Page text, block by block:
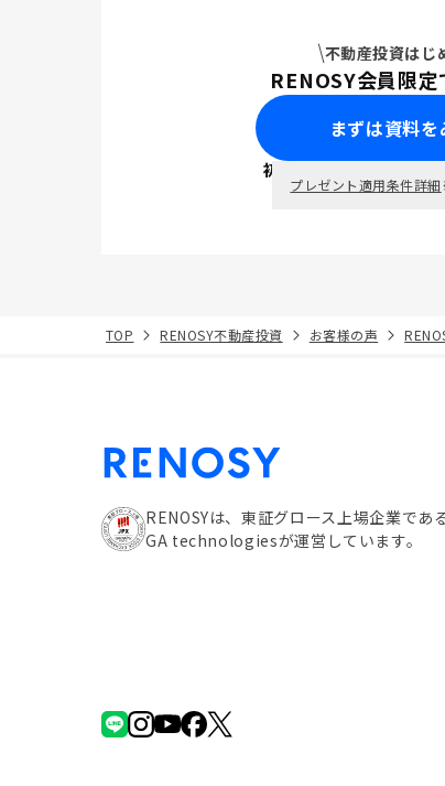
不動産投資はじ
RENOSY会員限定
まずは資料
初回面談で ポ
プレゼント適用条件詳細
TOP RENOSY不動産投資 お客様の声
RENOSYは、東証グロース上場企業であ
GA technologiesが運営しています。